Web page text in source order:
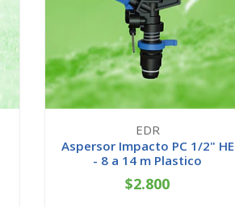
EDR
Aspersor Impacto PC 1/2" HE
- 8 a 14 m Plastico
+
$2.800